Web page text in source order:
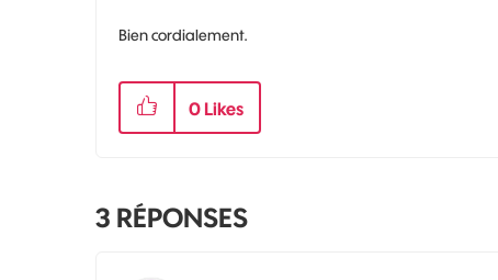
Bien cordialement.
0 Likes
3 RÉPONSES